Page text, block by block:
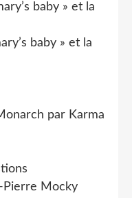
baby » et la
baby » et la
par Karma
Pierre Mocky